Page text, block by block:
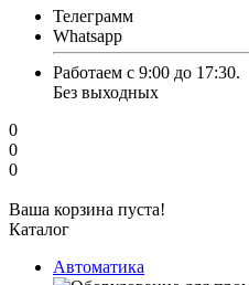
Телеграмм
Whatsapp
Работаем с 9:00 до 17:30.
Без выходных
0
0
0
Ваша корзина пуста!
Каталог
Автоматика